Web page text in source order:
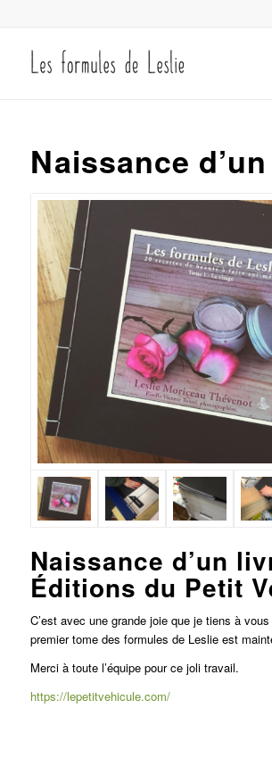
Naissance
Naissance d’un
Éditions du Petit
C’est avec une grande joie que je tiens à
premier tome des formules de Leslie est
Merci à toute l’équipe pour ce joli travail.
https://lepetitvehicule.com/